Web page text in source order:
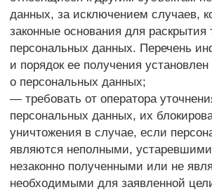
этих целей, если иное не предусмотрено
федеральным законом.
6. Цели обработки персональных данных
Цель обработки: информирование Пользователя
посредством отправки электронных писем
Персональные данные:
— имя
— электронный адрес
— номера телефонов
Правовые основания:
информационных технологиях и о защите
информации» от 27.07.2006 N 149-ФЗ
Виды обработки персональных данных
— Сбор, запись, систематизация, накопление,
хранение, уничтожение и обезличивание